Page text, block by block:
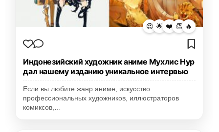
😍 🌟 ❤️ 👏 🔥
Индонезийский художник аниме Мухлис Нур
дал нашему изданию уникальное интервью
Если вы любите жанр аниме, искусство
профессиональных художников, иллюстраторов
комиксов,…